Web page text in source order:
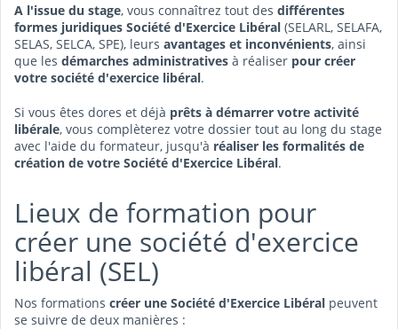
A l'issue du stage, vous connaîtrez tout des différentes
formes juridiques Société d'Exercice Libéral (SELARL, SELAFA,
SELAS, SELCA, SPE), leurs avantages et inconvénients, ainsi
que les démarches administratives à réaliser pour créer
votre société d'exercice libéral.
Si vous êtes dores et déjà prêts à démarrer votre activité
libérale, vous complèterez votre dossier tout au long du stage
avec l'aide du formateur, jusqu'à réaliser les formalités de
création de votre Société d'Exercice Libéral.
Lieux de formation pour
créer une société d'exercice
libéral (SEL)
Nos formations créer une Société d'Exercice Libéral peuvent
se suivre de deux manières :